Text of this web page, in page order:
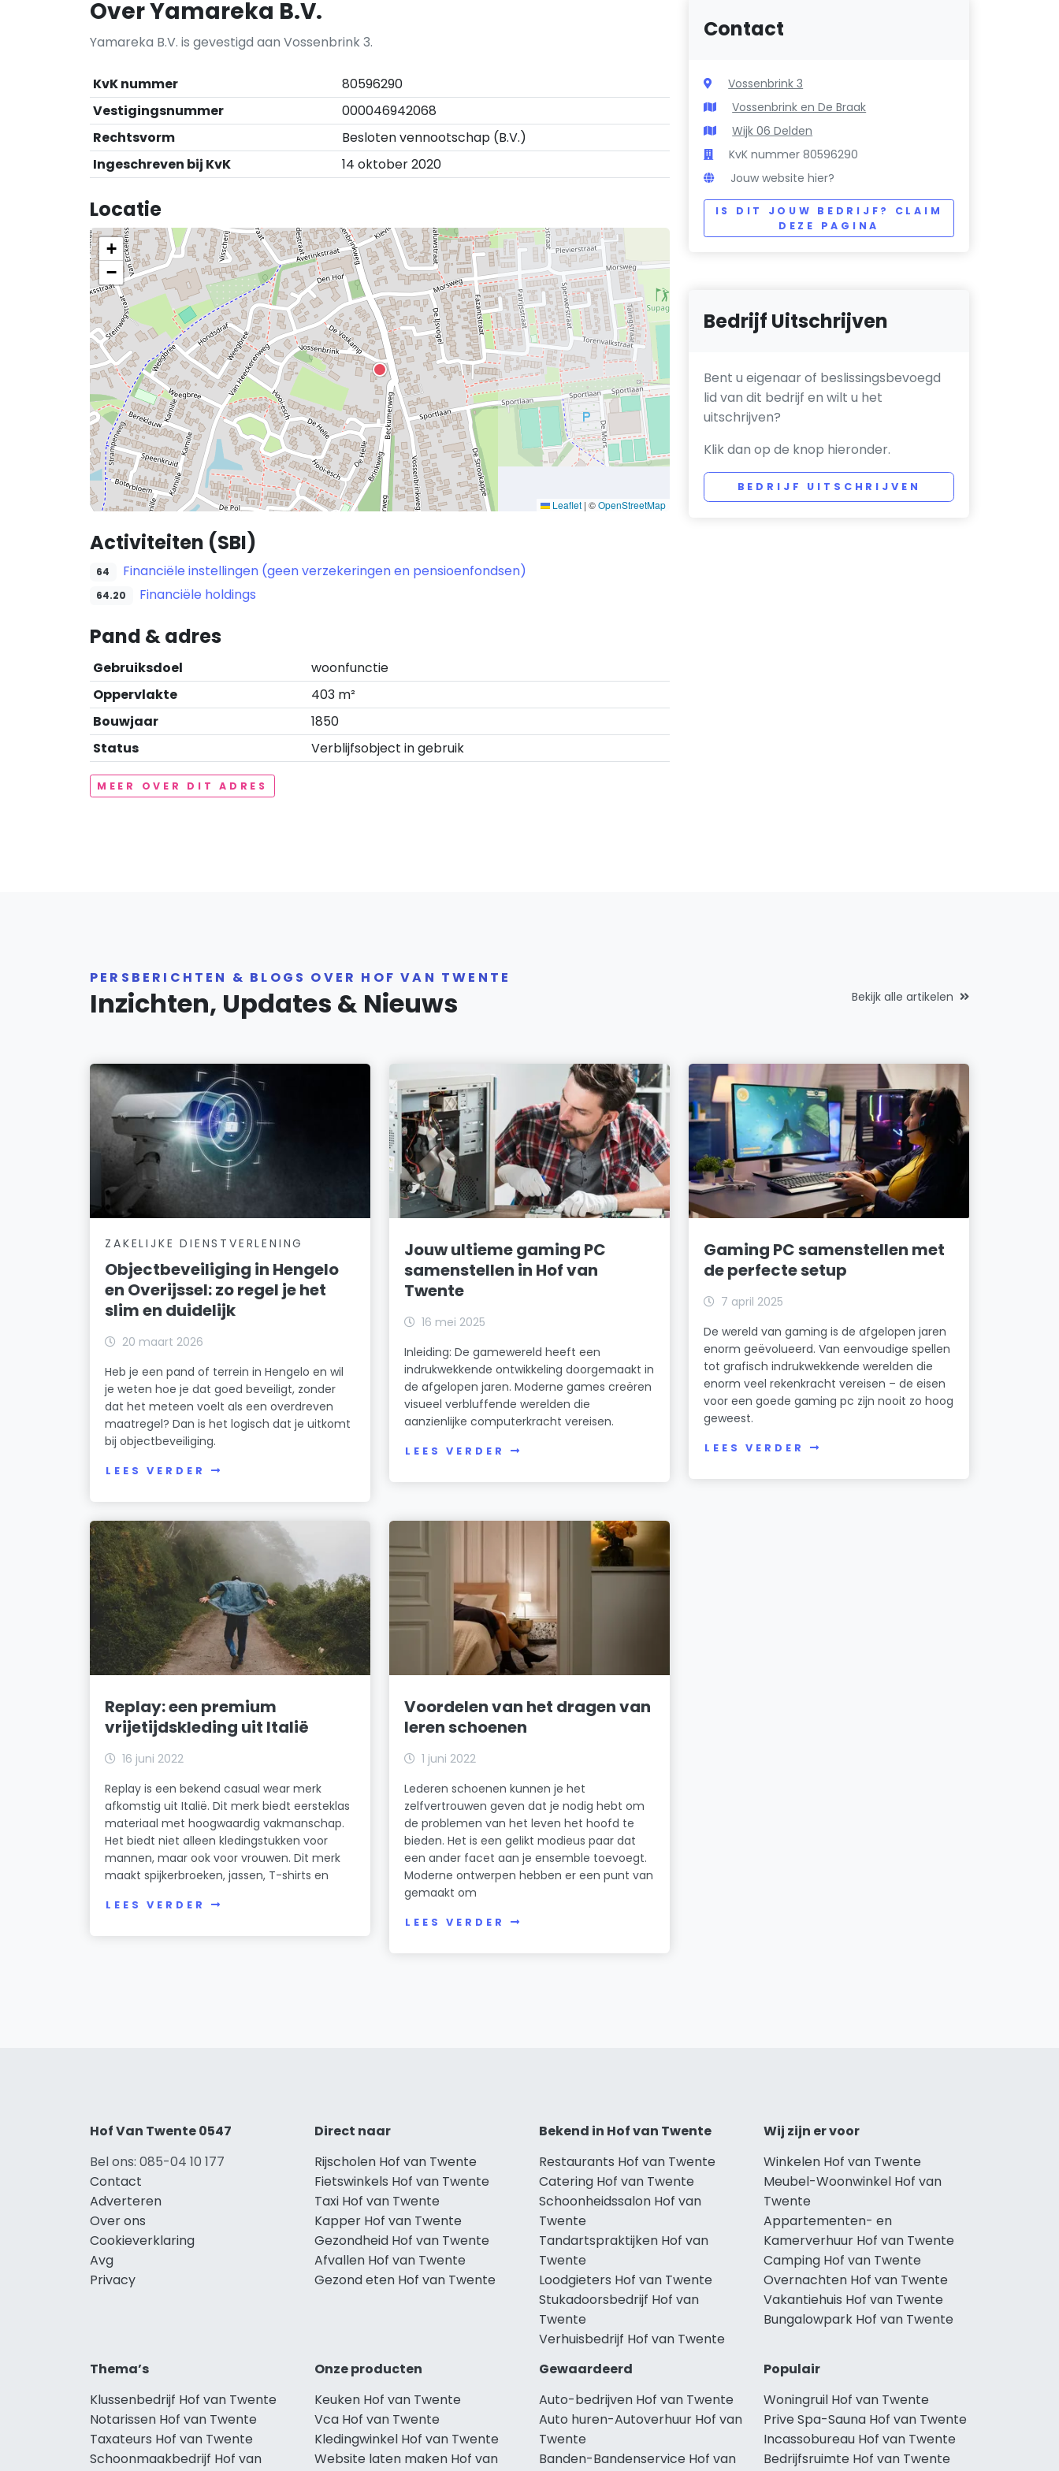
Over Yamareka B.V.
Yamareka B.V. is gevestigd aan Vossenbrink 3.
KvK nummer
80596290
Vestigingsnummer
000046942068
Rechtsvorm
Besloten vennootschap (B.V.)
Ingeschreven bij KvK
14 oktober 2020
Locatie
+
−
Leaflet | ©OpenStreetMap
Activiteiten (SBI)
64 Financiële instellingen (geen verzekeringen en pensioenfondsen)
64.20 Financiële holdings
Pand & adres
Gebruiksdoel
woonfunctie
Oppervlakte
403 m²
Bouwjaar
1850
Status
Verblijfsobject in gebruik
MEER OVER DIT ADRES
Contact
Vossenbrink 3
Vossenbrink en De Braak
Wijk 06 Delden
KvK nummer 80596290
Jouw website hier?
IS DIT JOUW BEDRIJF? CLAIM
DEZE PAGINA
Bedrijf Uitschrijven
Bent u eigenaar of beslissingsbevoegd
lid van dit bedrijf en wilt u het
uitschrijven?
Klik dan op de knop hieronder.
BEDRIJF UITSCHRIJVEN
PERSBERICHTEN & BLOGS OVER HOF VAN TWENTE
Inzichten, Updates & Nieuws Bekijk alle artikelen
ZAKELIJKE DIENSTVERLENING
Objectbeveiliging in Hengelo
en Overijssel: zo regel je het
slim en duidelijk
20 maart 2026
Heb je een pand of terrein in Hengelo en wil
je weten hoe je dat goed beveiligt, zonder
dat het meteen voelt als een overdreven
maatregel? Dan is het logisch dat je uitkomt
bij objectbeveiliging.
LEES VERDER
Jouw ultieme gaming PC
samenstellen in Hof van
Twente
16 mei 2025
Inleiding: De gamewereld heeft een
indrukwekkende ontwikkeling doorgemaakt in
de afgelopen jaren. Moderne games creëren
visueel verbluffende werelden die
aanzienlijke computerkracht vereisen.
LEES VERDER
Gaming PC samenstellen met
de perfecte setup
7 april 2025
De wereld van gaming is de afgelopen jaren
enorm geëvolueerd. Van eenvoudige spellen
tot grafisch indrukwekkende werelden die
enorm veel rekenkracht vereisen – de eisen
voor een goede gaming pc zijn nooit zo hoog
geweest.
LEES VERDER
Replay: een premium
vrijetijdskleding uit Italië
16 juni 2022
Replay is een bekend casual wear merk
afkomstig uit Italië. Dit merk biedt eersteklas
materiaal met hoogwaardig vakmanschap.
Het biedt niet alleen kledingstukken voor
mannen, maar ook voor vrouwen. Dit merk
maakt spijkerbroeken, jassen, T-shirts en
LEES VERDER
Voordelen van het dragen van
leren schoenen
1 juni 2022
Lederen schoenen kunnen je het
zelfvertrouwen geven dat je nodig hebt om
de problemen van het leven het hoofd te
bieden. Het is een gelikt modieus paar dat
een ander facet aan je ensemble toevoegt.
Moderne ontwerpen hebben er een punt van
gemaakt om
LEES VERDER
Hof Van Twente 0547
Bel ons: 085-04 10 177
Contact
Adverteren
Over ons
Cookieverklaring
Avg
Privacy
Direct naar
Rijscholen Hof van Twente
Fietswinkels Hof van Twente
Taxi Hof van Twente
Kapper Hof van Twente
Gezondheid Hof van Twente
Afvallen Hof van Twente
Gezond eten Hof van Twente
Bekend in Hof van Twente
Restaurants Hof van Twente
Catering Hof van Twente
Schoonheidssalon Hof van
Twente
Tandartspraktijken Hof van
Twente
Loodgieters Hof van Twente
Stukadoorsbedrijf Hof van
Twente
Verhuisbedrijf Hof van Twente
Wij zijn er voor
Winkelen Hof van Twente
Meubel-Woonwinkel Hof van
Twente
Appartementen- en
Kamerverhuur Hof van Twente
Camping Hof van Twente
Overnachten Hof van Twente
Vakantiehuis Hof van Twente
Bungalowpark Hof van Twente
Thema’s
Klussenbedrijf Hof van Twente
Notarissen Hof van Twente
Taxateurs Hof van Twente
Schoonmaakbedrijf Hof van
Onze producten
Keuken Hof van Twente
Vca Hof van Twente
Kledingwinkel Hof van Twente
Website laten maken Hof van
Gewaardeerd
Auto-bedrijven Hof van Twente
Auto huren-Autoverhuur Hof van
Twente
Banden-Bandenservice Hof van
Populair
Woningruil Hof van Twente
Prive Spa-Sauna Hof van Twente
Incassobureau Hof van Twente
Bedrijfsruimte Hof van Twente